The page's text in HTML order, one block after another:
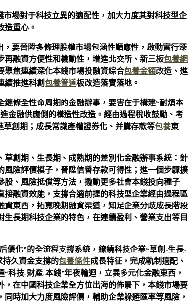
場對于科技立異的適配性，加大力度其對科技型企
造重心。
，要晉陞多條理股權市場包涵性順應性，啟動實行深
融資方便性和機動性，增進北交所、新三板包養網
聚焦連續深化本錢市場投融資綜合包養金額改造、進
續推進科創包養管道板改造落實落地。
條全性命周期的金融辦事，要害在于構建“耐煩本
金融供應側的構造性改造。經由過程稅收鼓勵、考
創期；成長常識產權證券化、并購存款等包養東
、草創期、生長期、成熟期的差別化金融辦事系統：針
險評價模子，晉陞信譽存款可得性；進一個步驟擴
股、風險抵償等方法，撬動更多社會本錢投向種子
融資效能，支撐合適前提的科技型企業經由過程區
資東西，拓寬晚期融資渠道，知足企業分歧成長階段
長期科技企業的特色，在連續盈利、營業支出等目
優化”的全流程支撐系統，繚繞科技企業“草創-生長-
持久資金支撐的包養條件成長特征，完成軌制適配、
科技-財產-本錢”年夜輪迴，立異多元化金融東西，
，在中國科技企業全方位出海的佈景下，本錢市場要
時加大力度風險評價，輔助企業躲避匯率等風險，